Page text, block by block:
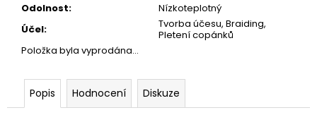
Odolnost:
Nízkoteplotný
Účel:
Tvorba účesu, Braiding,
Pletení copánků
Položka byla vyprodána…
Popis Hodnocení Diskuze